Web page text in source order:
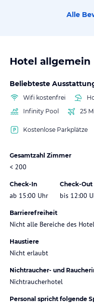
Alle
Hotel allgemein
Beliebteste
Wifi kostenfrei
Infinity Pool
25
Kostenlose Parkplätze
Gesamtzahl Zimmer
< 200
Check-In
ab 15:00 Uhr
Check-Out
bis 12:00
Barrierefreiheit
Nicht alle Bereiche des
Haustiere
Nicht erlaubt
Nichtraucher- und
Nichtraucherhotel
Personal spricht folgende